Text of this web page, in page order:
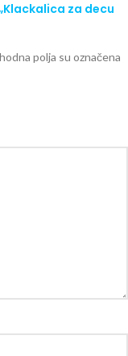
za decu
polja su označena